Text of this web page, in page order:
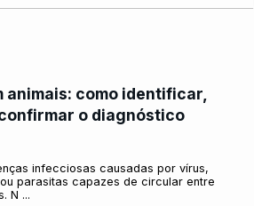
animais: como identificar,
o diagnóstico
infecciosas causadas por vírus,
parasitas capazes de circular entre
N ...